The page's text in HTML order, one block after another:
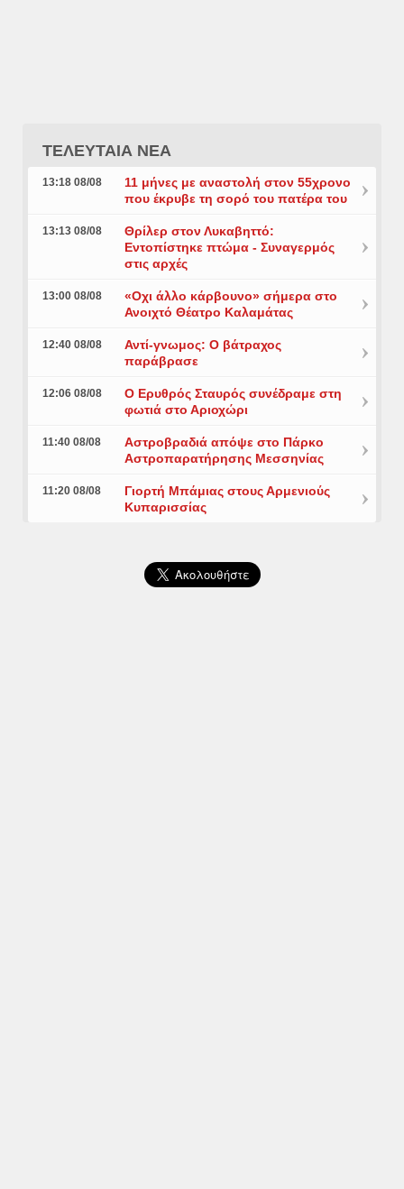
ΤΕΛΕΥΤΑΙΑ ΝΕΑ
13:18 08/08
11 μήνες με αναστολή στον 55χρονο
που έκρυβε τη σορό του πατέρα του
13:13 08/08
Θρίλερ στον Λυκαβηττό:
Εντοπίστηκε πτώμα - Συναγερμός
στις αρχές
13:00 08/08
«Οχι άλλο κάρβουνο» σήμερα στο
Ανοιχτό Θέατρο Καλαμάτας
12:40 08/08
Αντί-γνωμος: Ο βάτραχος
παράβρασε
12:06 08/08
Ο Ερυθρός Σταυρός συνέδραμε στη
φωτιά στο Αριοχώρι
11:40 08/08
Αστροβραδιά απόψε στο Πάρκο
Αστροπαρατήρησης Μεσσηνίας
11:20 08/08
Γιορτή Μπάμιας στους Αρμενιούς
Κυπαρισσίας